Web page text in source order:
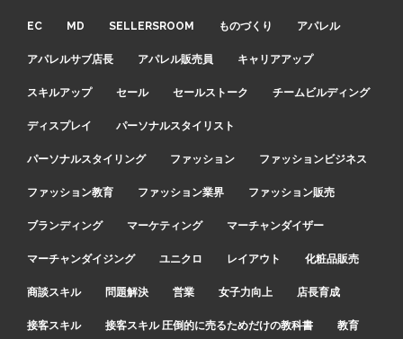
EC MD SELLERSROOM ものづくり アパレル
アパレルサブ店長 アパレル販売員 キャリアアップ
スキルアップ セール セールストーク チームビルディング
ディスプレイ パーソナルスタイリスト
パーソナルスタイリング ファッション ファッションビジネス
ファッション教育 ファッション業界 ファッション販売
ブランディング マーケティング マーチャンダイザー
マーチャンダイジング ユニクロ レイアウト 化粧品販売
商談スキル 問題解決 営業 女子力向上 店長育成
接客スキル 接客スキル 圧倒的に売るためだけの教科書 教育